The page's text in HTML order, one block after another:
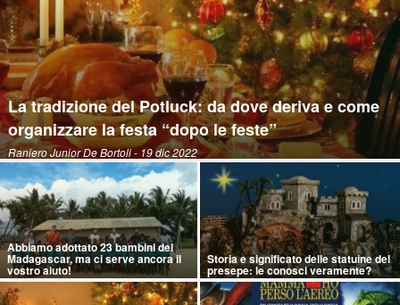
La tradizione del Potluck: da dove deriva e come
organizzare la festa “dopo le feste”
Raniero Junior De Bortoli- 19 dic 2022
Abbiamo adottato 23 bambini del
Madagascar, ma ci serve ancora il
vostro aiuto!
Storia e significato delle statuine del
presepe: le conosci veramente?